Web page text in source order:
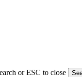
or ESC to close